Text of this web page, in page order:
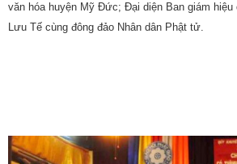
văn hóa huyện Mỹ Đức; Đại diện Ban giám
Lưu Tế cùng đông đảo Nhân dân Phật tử.